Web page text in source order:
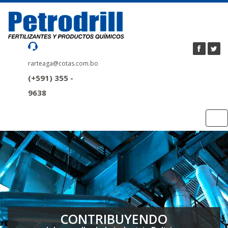
rarteaga@cotas.com.bo
(+591) 355 -
9638
CONTRIBUYENDO
CONTRIBUYENDO
CONTRIBUYENDO